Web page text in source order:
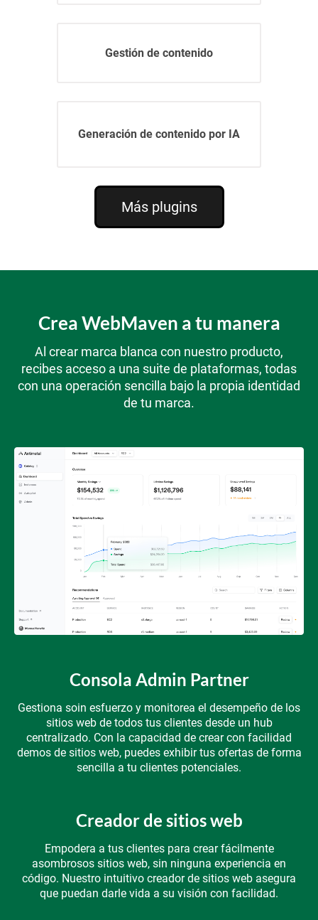
Gestión de contenido
Generación de contenido por IA
Más plugins
Crea WebMaven a tu manera
Al crear marca blanca con nuestro producto,
recibes acceso a una suite de plataformas, todas
con una operación sencilla bajo la propia identidad
de tu marca.
Consola Admin Partner
Gestiona soin esfuerzo y monitorea el desempeño de los
sitios web de todos tus clientes desde un hub
centralizado. Con la capacidad de crear con facilidad
demos de sitios web, puedes exhibir tus ofertas de forma
sencilla a tu clientes potenciales.
Creador de sitios web
Empodera a tus clientes para crear fácilmente
asombrosos sitios web, sin ninguna experiencia en
código. Nuestro intuitivo creador de sitios web asegura
que puedan darle vida a su visión con facilidad.